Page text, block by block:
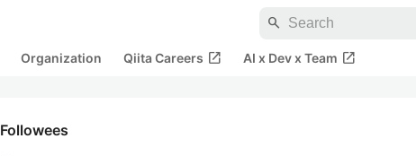
search
Organization Qiita Careers open_in_new AI x Dev x Team open_in_new
Followees